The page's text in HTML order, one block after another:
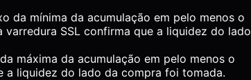
da mínima da acumulação em pelo menos o
SSL confirma que a liquidez do lado
máxima da acumulação em pelo menos o
a liquidez do lado da compra foi tomada.